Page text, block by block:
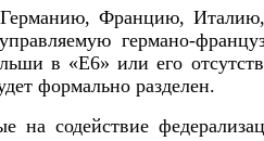
Францию,
германо-
в «E6» или его
формально разделен.
на содействие